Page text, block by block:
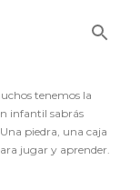
tenemos la
infantil sabrás
piedra, una caja
jugar y aprender.